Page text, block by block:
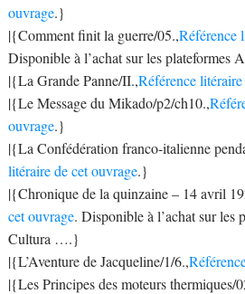
ouvrage.}
|{Comment finit la guerre/05.,Référence
Disponible à l’achat sur les
|{La Grande Panne/II.,Référence
|{Le Message du Mikado/p2/ch10.,
ouvrage.}
|{La Confédération franco-italienne
litéraire de cet ouvrage.}
|{Chronique de la quinzaine – 14 avril
cet ouvrage. Disponible à l’achat sur les
Cultura ….}
|{L’Aventure de Jacqueline/1/6.,
|{Les Principes des moteurs thermiques/